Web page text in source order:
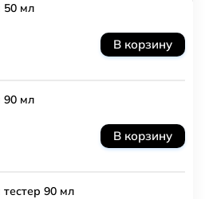
50 мл
В корзину
90 мл
В корзину
90 мл